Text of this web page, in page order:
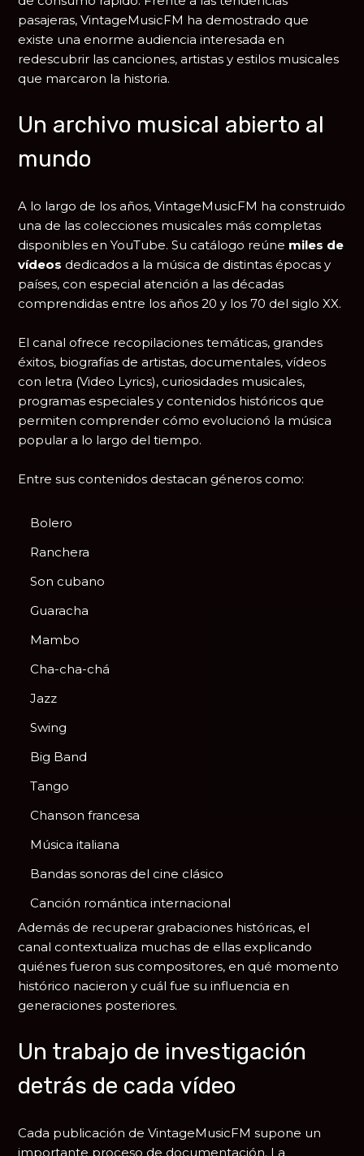
pasajeras, VintageMusicFM ha demostrado que
existe una enorme audiencia interesada en
redescubrir las canciones, artistas y estilos musicales
que marcaron la historia.
Un archivo musical abierto al
mundo
A lo largo de los años, VintageMusicFM ha construido
una de las colecciones musicales más completas
disponibles en YouTube. Su catálogo reúne miles de
vídeos dedicados a la música de distintas épocas y
países, con especial atención a las décadas
comprendidas entre los años 20 y los 70 del siglo XX.
El canal ofrece recopilaciones temáticas, grandes
éxitos, biografías de artistas, documentales, vídeos
con letra (Video Lyrics), curiosidades musicales,
programas especiales y contenidos históricos que
permiten comprender cómo evolucionó la música
popular a lo largo del tiempo.
Entre sus contenidos destacan géneros como:
Bolero
Ranchera
Son cubano
Guaracha
Mambo
Cha-cha-chá
Jazz
Swing
Big Band
Tango
Chanson francesa
Música italiana
Bandas sonoras del cine clásico
Canción romántica internacional
Además de recuperar grabaciones históricas, el
canal contextualiza muchas de ellas explicando
quiénes fueron sus compositores, en qué momento
histórico nacieron y cuál fue su influencia en
generaciones posteriores.
Un trabajo de investigación
detrás de cada vídeo
Cada publicación de VintageMusicFM supone un
importante proceso de documentación. La